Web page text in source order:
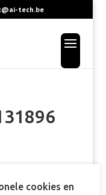
tech.be
cookies en